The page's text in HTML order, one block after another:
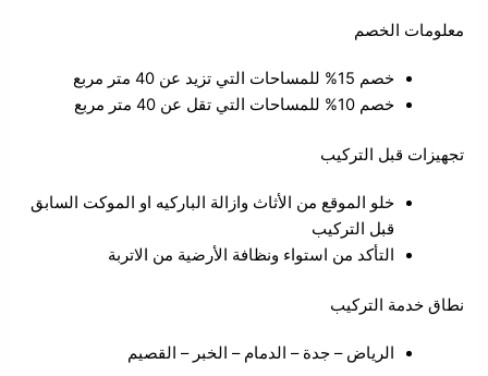
معلومات الخصم
خصم 15% للمساحات التي تزيد عن 40 متر مربع
خصم 10% للمساحات التي تقل عن 40 متر مربع
تجهيزات قبل التركيب
خلو الموقع من الأثاث وازالة الباركيه او الموكت السابق
قبل التركيب
التأكد من استواء ونظافة الأرضية من الاتربة
نطاق خدمة التركيب
الرياض – جدة – الدمام – الخبر – القصيم